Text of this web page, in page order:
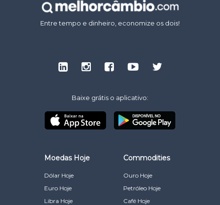
Entre tempo e dinheiro, economize os dois!
Baixe grátis o aplicativo:
Moedas Hoje
Dólar Hoje
Euro Hoje
Libra Hoje
Commodities
Ouro Hoje
Petróleo Hoje
Café Hoje